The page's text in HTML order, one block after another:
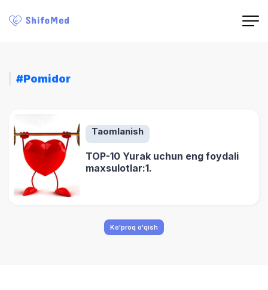
#Pomidor
Taomlanish
TOP-10 Yurak uchun eng foydali
maxsulotlar:1.
Ko'proq o'qish